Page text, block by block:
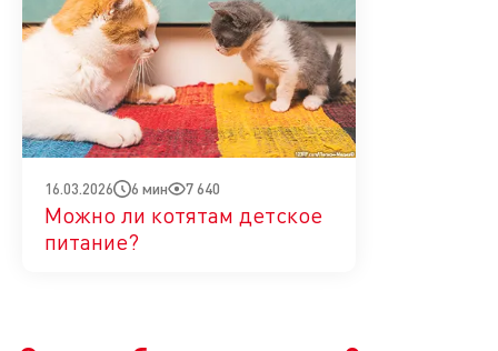
16.03.2026 6 мин 7 640
Можно ли котятам детское
питание?